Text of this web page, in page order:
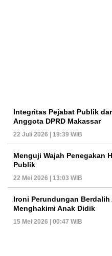
Integritas Pejabat Publik
Anggota DPRD Makassar
22 Juli 2026 | 19:39 WIB
Menguji Wajah Penegakan
Publik
22 Mei 2026 | 13:03 WIB
Ironi Perundungan
Menghakimi Anak Didik
15 Mei 2026 | 00:47 WIB